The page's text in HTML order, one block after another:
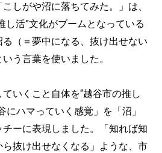
しがや沼に落ちてみた。」は、
し活”文化がブームとなっている
（＝夢中になる、抜け出せない
う言葉を使いました。
いくこと自体を“越谷市の推し
にハマっていく感覚」を「沼」
ーに表現しました。「知れば知
抜け出せなくなる」ような、市